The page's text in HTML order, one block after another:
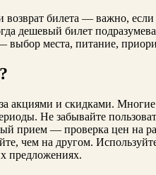
возврат билета — важно,
дешевый билет
места, питание,
акциями и скидками.
Не забывайте
прием — проверка цен на
чем на другом.
предложениях.